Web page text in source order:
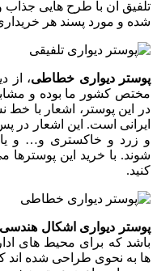
تلفیق آن با طرح هایی جذاب
شده و مورد پسند هر
پوستر دیواری خطاطی،
از
مختص کشور ما بوده و
در این پوستر، اشعار با خط
ایرانی است. این اشعار در
و زرد و خاکستری و… و
شوند. با خرید این پوسترها
کنید.
پوستر دیواری اشکال هندسی
باشد که برای محیط های
ها به نحوی طراحی شده اند